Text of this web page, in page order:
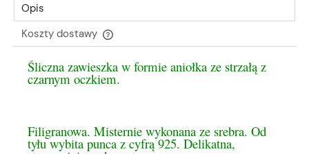
Opis
Koszty dostawy
Cena nie zawiera ewentualnych kosztów płatności
Śliczna zawieszka w formie aniołka ze strzałą z
czarnym oczkiem.
Filigranowa. Misternie wykonana ze srebra. Od
tyłu wybita punca z cyfrą 925. Delikatna,